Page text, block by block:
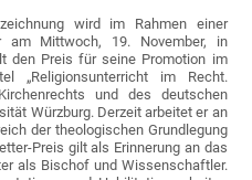
wird im Rahmen einer
am Mittwoch, 19. November, in
den Preis für seine Promotion im
„Religionsunterricht im Recht.
und des deutschen
Würzburg. Derzeit arbeitet er an
der theologischen Grundlegung
Preis gilt als Erinnerung an das
als Bischof und Wissenschaftler.